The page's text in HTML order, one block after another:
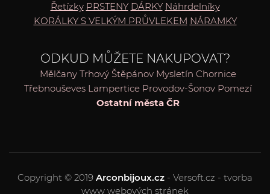
Řetízky PRSTENY DÁRKY Náhrdelníky
KORÁLKY S VELKÝM PRŮVLEKEM NÁRAMKY
ODKUD MŮŽETE NAKUPOVAT?
Mělčany Trhový Štěpánov Mysletín Chornice
Třebnouševes Lampertice Provodov-Šonov Pomezí
Ostatní města ČR
Copyright © 2019 Arconbijoux.cz - Versoft.cz - tvorba
www webových stránek